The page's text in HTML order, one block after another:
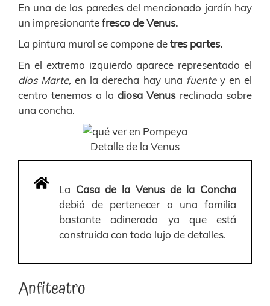
En una de las paredes del mencionado jardín hay
un impresionantefresco de Venus.
La pintura mural se compone detres partes.
En el extremo izquierdo aparece representado el
dios Marte, en la derecha hay una fuentey en el
centro tenemos a ladiosa Venusreclinada sobre
una concha.
Detalle de la Venus
La Casa de la Venus de la Concha
debió de pertenecer a una familia
bastante adinerada ya que está
construida con todo lujo de detalles.
Anfiteatro